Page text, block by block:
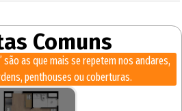
Comuns
são as que mais se repetem nos andares,
penthouses ou coberturas.